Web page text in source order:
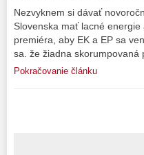
Nezvyknem si dávať
Slovenska mať lacné
premiéra, aby EK a EP sa
sa. že žiadna
Pokračovanie článku